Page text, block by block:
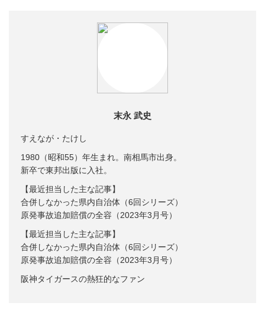
末永 武史
すえなが・たけし
1980（昭和55）年生まれ。南相馬市出身。
新卒で東邦出版に入社。
【最近担当した主な記事】
合併しなかった県内自治体（6回シリーズ）
原発事故追加賠償の全容（2023年3月号）
【最近担当した主な記事】
合併しなかった県内自治体（6回シリーズ）
原発事故追加賠償の全容（2023年3月号）
阪神タイガースの熱狂的なファン